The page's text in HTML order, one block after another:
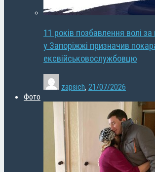
11 років позбавлення волі
у Запоріжжі призначив
ексвійськовослужбовцю
zapsich, 21/07/2026
Фото